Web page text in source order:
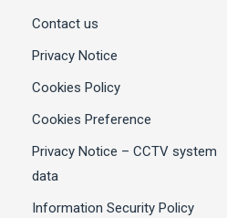
Contact us
Privacy Notice
Cookies Policy
Cookies Preference
Privacy Notice – CCTV system
data
Information Security Policy